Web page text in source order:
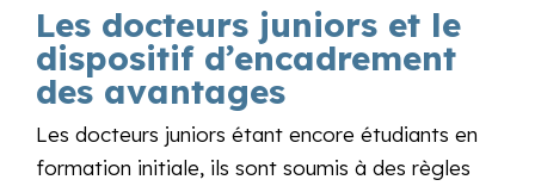
Les docteurs juniors et le
dispositif d’encadrement
des avantages
Les docteurs juniors étant encore étudiants en
formation initiale, ils sont soumis à des règles